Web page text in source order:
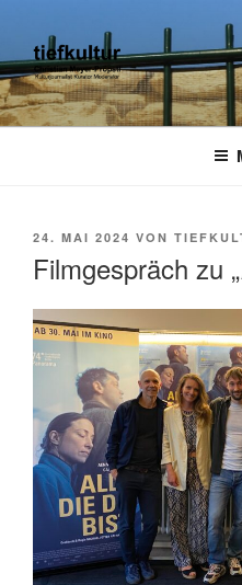
springen
TIEFKULTUR
kulturjournalist kurator moderator
VERÖFFENTLICHT
24. MAI 2024 VON
Filmgespräch zu